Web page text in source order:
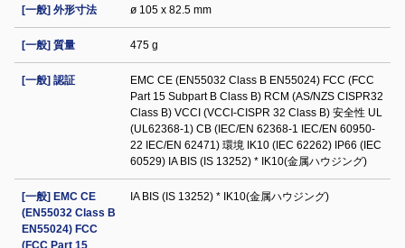
[一般] 外形寸法 ø 105 x 82.5 mm
[一般] 質量 475 g
[一般] 認証
EMC CE (EN55032 Class B EN55024) FCC (FCC
Part 15 Subpart B Class B) RCM (AS/NZS CISPR32
Class B) VCCI (VCCI-CISPR 32 Class B) 安全性 UL
(UL62368-1) CB (IEC/EN 62368-1 IEC/EN 60950-
22 IEC/EN 62471) 環境 IK10 (IEC 62262) IP66 (IEC
60529) IA BIS (IS 13252) * IK10(金属ハウジング)
[一般] EMC CE
(EN55032 Class B
EN55024) FCC
(FCC Part 15
IA BIS (IS 13252) * IK10(金属ハウジング)